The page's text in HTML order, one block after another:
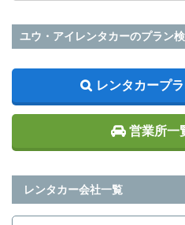
ユウ・アイレンタカーのプラン
レンタカープ
営業所一
レンタカー会社一覧